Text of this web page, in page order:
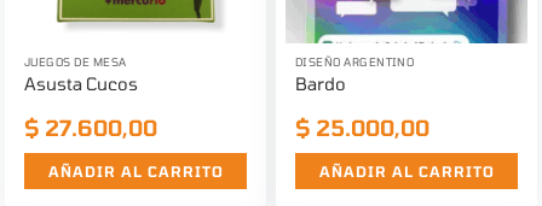
JUEGOS DE MESA
Asusta Cucos
$ 27.600,00
AÑADIR AL CARRITO
DISEÑO ARGENTINO
Bardo
$ 25.000,00
AÑADIR AL CARRITO